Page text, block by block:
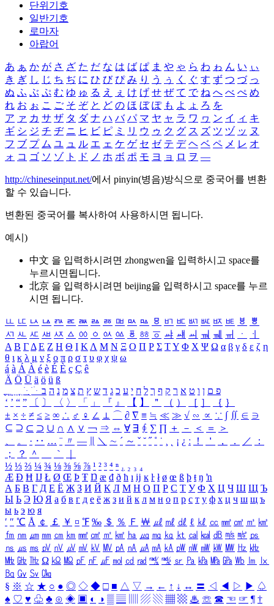
단위기호
일반기호
로마자
아랍어
あ ぁ か が さ ざ た だ な は ば ぱ ま や ゃ ら わ ゎ ん い ぃ
き ぎ し じ ち ぢ に ひ び ぴ み り う ぅ く ぐ す ず つ づ っ
ぬ ふ ぶ ぷ む ゆ ゅ る え ぇ け げ せ ぜ て で ね へ べ ぺ め
れ お ぉ こ ご そ ぞ と ど の ほ ぼ ぽ も よ ょ ろ を
ア ァ カ サ ザ タ ダ ナ ハ バ パ マ ヤ ャ ラ ワ ヮ ン イ ィ キ
ギ シ ジ チ ヂ ニ ヒ ビ ピ ミ リ ウ ゥ ク グ ス ズ ツ ヅ ッ ヌ
フ ブ プ ム ユ ュ ル エ ェ ケ ゲ セ ゼ テ デ ヘ ベ ペ メ レ オ
ォ コ ゴ ソ ゾ ト ド ノ ホ ボ ポ モ ヨ ョ ロ ヲ ―
http://chineseinput.net/에서 pinyin(병음)방식으로 중국어를 변환
할 수 있습니다.
변환된 중국어를 복사하여 사용하시면 됩니다.
예시)
中文 을 입력하시려면 zhongwen을 입력하시고 space를
누르시면됩니다.
北京 을 입력하시려면 beijing을 입력하시고 space를 누르
시면 됩니다.
ㅥ ㅦ ㅧ ㅨ ㅩ ㅪ ㅫ ㅬ ㅭ ㅮ ㅯ ㅰ ㅱ ㅲ ㅳ ㅴ ㅵ ㅶ ㅷ ㅸ
ㅹ
ㅺ ㅻ ㅼ ㅽ ㅾ ㅿ ㆀ ㆁ ㆂ ㆃ ㆄ ㆅ ㆆ ㆇ ㆈ ㆉ ㆊ ㆋ ㆌ ㆍ
ㆎ
Α Β ΓΔ Ε Ζ Η Θ Ι ΚΛ Μ Ν Ξ Ο Π Ρ Σ ΤΥ Φ Χ Ψ Ω α β γ δ ε ζ η
θ ι κ λ μ ν ξ ο π ρ σ τ υ φ χ ψ ω
á à Á À é è É È ç Ç ê
Ä Ö Ü ä ö ü ß
ִֶֹ ֻּ ׁׂ פ ם ן ו ט א ר ק ף ך ל ח י ע כ ג ד ש ץ ת צ מ נ ה ב
‘ ’ “ ” 〔 〕 〈 〉 「 」 『 』 【 】 ＂ （ ） ［ ］ ｛ ｝
± × ÷ ≠ ≤ ≥ ∞ ∴ ♂ ♀ ∠ ⊥ ⌒ ∂ ∇ ≡ ≒ ≪ ≫ √ ∽ ∝ ∵ ∫ ∬ ∈ ∋
⊆ ⊇ ⊂ ⊃ ∪ ∩ ∧ ∨ ￢ ⇒ ⇔ ∀ ∃ ∮ ∑ ∏ ＋ － ＜ ＝
＞
、
。 · ‥ … ¨ 〃 ― ＼ ∼ ´ ～ ˇ ˘ ˝ ˚ ˙ ¸ ¡ ¿ ː ！ ＇ ， ． ／
：
；
？ ＾ ｀
½ ⅓ ⅔ ¼ ¾ ⅛ ⅜ ⅝ ⅞ ¹ ² ³ ⁴ ⁿ ₁ ₂ ₃ ₄
Æ Ð Ħ Ĳ Ł Ø Œ Þ Ŧ Ŋ æ đ ð ħ ı ĳ ĸ ŀ ł ø œ ß þ ŧ ŋ ŉ
А Б В Г Д Е Ё Ж З И Й К Л М Н О П Р С Т У Ф Х Ц Ч Ш Щ Ъ
Ы Ь Э Ю Я а б в г д е ё ж з и й к л м н о п р с т у ф х ц ч ш щ ъ
ы ь э ю я
′ ″ ℃ Å ￠ ￡ ￥ ¤ ℉ ‰ ＄ ％ Ｆ ￦ ㎕ ㎖ ㎗ ℓ ㎘ ㏄ ㎣ ㎤ ㎥ ㎦
㎙ ㎚ ㎛ ㎜ ㎝ ㎞ ㎟ ㎠ ㎡ ㎢ ㏊ ㎍ ㎎ ㎏ ㏏ ㎈ ㎉ ㏈ ㎧ ㎨ ㎰
㎱ ㎲ ㎳ ㎴ ㎵ ㎶ ㎷ ㎸ ㎹ ㎀ ㎁ ㎂ ㎃ ㎄ ㎺ ㎻ ㎽ ㎾ ㎿ ㎐ ㎑
㎒ ㎓ ㎔ Ω ㏀ ㏁ ㎊ ㎋ ㎌ ㏖ ㏅ ㎭ ㎮ ㎯ ㏛ ㎩ ㎪ ㎫ ㎬ ㏝ ㏐
㏓
㏃ ㏉ ㏜ ㏆
§ ※ ☆ ★ ○ ● ◎ ◇ ◆ □ ■ △ ▽ → ← ↑ ↓ ↔ 〓 ◁ ◀ ▷ ▶ ♤
♠ ♡ ♥ ♧ ♣ ⊙ ◈ ▣ ◐ ◑ ▒ ▤ ▨ ▧ ▦ ▩ ♨ ☏ ☎ ☜ ☞ ¶ †